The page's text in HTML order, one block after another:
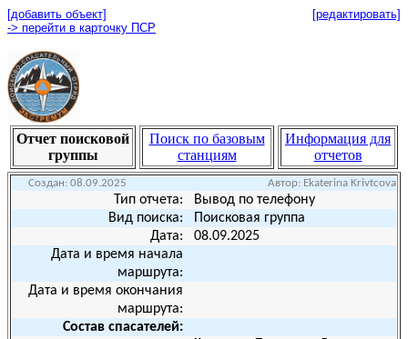
[добавить объект]
-> перейти в карточку ПСР
[редактировать]
Отчет поисковой
группы
Поиск по базовым
станциям
Информация для
отчетов
Создан: 08.09.2025 Автор: Ekaterina Krivtcova
Тип отчета:
Вывод по телефону
Вид поиска:
Поисковая группа
Дата:
08.09.2025
Дата и время начала
маршрута:
Дата и время окончания
маршрута:
Состав спасателей: